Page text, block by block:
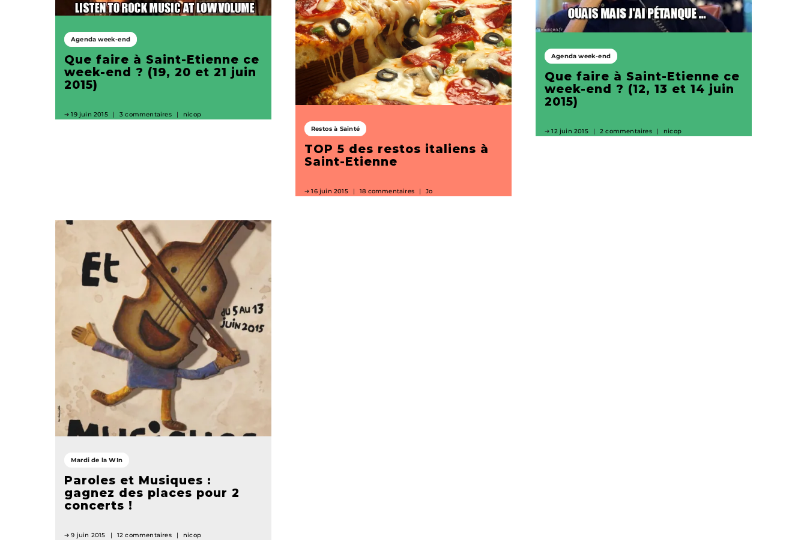
Agenda week-end
Que faire à Saint-Etienne ce
week-end ? (19, 20 et 21 juin
2015)
19 juin 2015 3 commentaires
nicop
Restos à Sainté
TOP 5 des restos italiens à
Saint-Etienne
16 juin 2015 18 commentaires Jo
Agenda week-end
Que faire à Saint-Etienne ce
week-end ? (12, 13 et 14 juin
2015)
12 juin 2015 2 commentaires nicop
Mardi de la WIn
Paroles et Musiques :
gagnez des places pour 2
concerts !
9 juin 2015 12 commentaires nicop